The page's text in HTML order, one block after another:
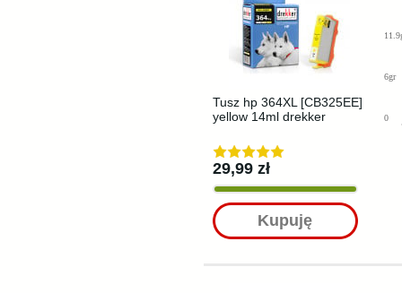
Tusz hp 364XL [CB325EE]
yellow 14ml drekker
29,99 zł
Kupuję
6gr
0